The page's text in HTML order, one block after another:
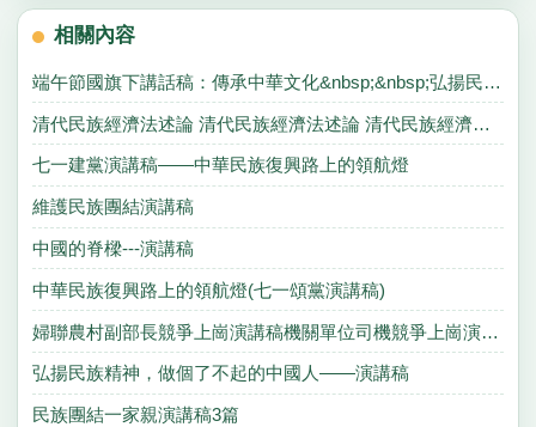
相關內容
端午節國旗下講話稿：傳承中華文化&nbsp;&nbsp;弘揚民族精神
清代民族經濟法述論 清代民族經濟法述論 清代民族經濟法述論
七一建黨演講稿——中華民族復興路上的領航燈
維護民族團結演講稿
中國的脊樑---演講稿
中華民族復興路上的領航燈(七一頌黨演講稿)
婦聯農村副部長競爭上崗演講稿機關單位司機競爭上崗演講稿
弘揚民族精神，做個了不起的中國人——演講稿
民族團結一家親演講稿3篇